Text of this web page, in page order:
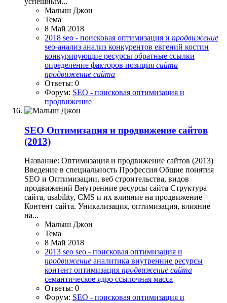
Малыш Джон
Тема
8 Май 2018
2018 seo - поисковая оптимизация и продвижение
seo-анализ анализ конкурентов евгений костин
конкурирующие ресурсы обратные ссылки
определение факторов позиция сайта
продвижение сайта
Ответы: 0
Форум: SEO - поисковая оптимизация и
продвижение
SEO Оптимизация и продвижение сайтов
(2013)
Название: Оптимизация и продвижение сайтов (2013)
Введение в специальность Профессия Общие понятия
SEO и Оптимизации, веб строительства, видов
продвижений Внутренние ресурсы сайта Структура
сайта, usability, CMS и их влияние на продвижение
Контент сайта. Уникализация, оптимизация, влияние
на...
Малыш Джон
Тема
8 Май 2018
2013 seo seo - поисковая оптимизация и
продвижение аналитика внутренние ресурсы
контент оптимизация продвижение сайта
семантическое ядро ссылочная масса
Ответы: 0
Форум: SEO - поисковая оптимизация и